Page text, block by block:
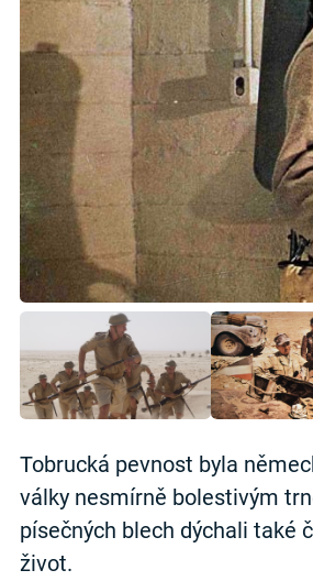
Tobrucká pevnost byla
války nesmírně bolestivým
písečných blech dýchali také
život.